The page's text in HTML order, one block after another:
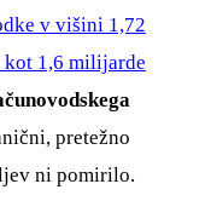
v višini 1,72
1,6 milijarde
pretežno
ni pomirilo.